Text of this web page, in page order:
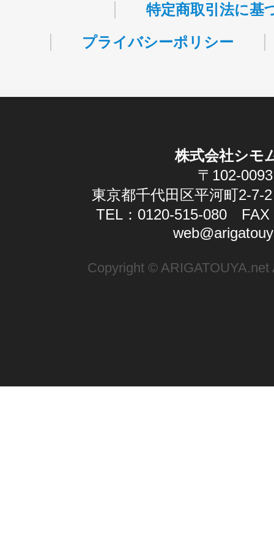
特定商取引法に基
プライバシーポリシー
株式会社シモ
〒102-0093
東京都千代田区平河町2-7-
TEL：0120-515-080 FAX
Copyright ©